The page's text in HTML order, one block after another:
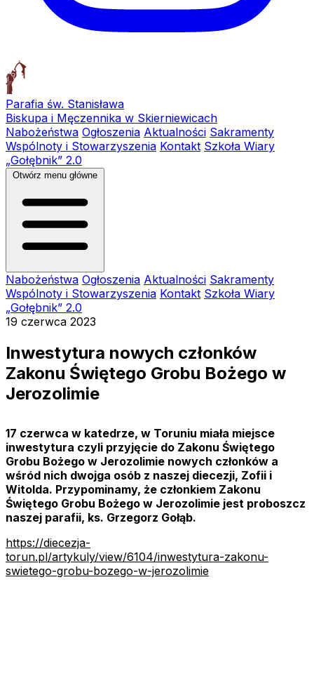
Parafia św. Stanisława
Biskupa i Męczennika w Skierniewicach
Nabożeństwa Ogłoszenia Aktualności Sakramenty
Wspólnoty i Stowarzyszenia Kontakt Szkoła Wiary
„Gołębnik” 2.0
Otwórz menu główne
Nabożeństwa Ogłoszenia Aktualności Sakramenty
Wspólnoty i Stowarzyszenia Kontakt Szkoła Wiary
„Gołębnik” 2.0
19 czerwca 2023
Inwestytura nowych członków
Zakonu Świętego Grobu Bożego w
Jerozolimie
17 czerwca w katedrze, w Toruniu miała miejsce
inwestytura czyli przyjęcie do Zakonu Świętego
Grobu Bożego w Jerozolimie nowych członków a
wśród nich dwojga osób z naszej diecezji, Zofii i
Witolda. Przypominamy, że członkiem Zakonu
Świętego Grobu Bożego w Jerozolimie jest proboszcz
naszej parafii, ks. Grzegorz Gołąb.
https://diecezja-
torun.pl/artykuly/view/6104/inwestytura-zakonu-
swietego-grobu-bozego-w-jerozolimie